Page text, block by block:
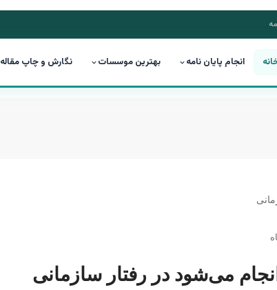
انجام پایان نامه بهترین موسسات نگارش و چاپ مقاله
می‌شود در رفتار سازمانی